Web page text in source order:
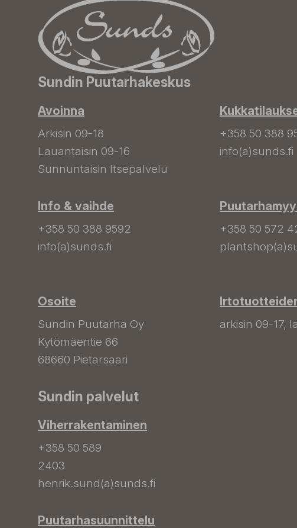
Sundin Puutarhakeskus
Avoinna
Arkisin 09-18
Lauantaisin 09-16
Sunnuntaisin Itsepalvelu
Info & vaihde
+358 50 388 9592
info(a)sunds.fi
Osoite
Sundin Puutarha Oy
Kytömäentie 66
68660 Pietarsaari
+358 50 388
info(a)sunds.fi
+358 50 572
arkisin 09-17,
Sundin palvelut
Viherrakentaminen
+358 50 589
2403
henrik.sund(a)sunds.fi
Puutarhasuunnittelu